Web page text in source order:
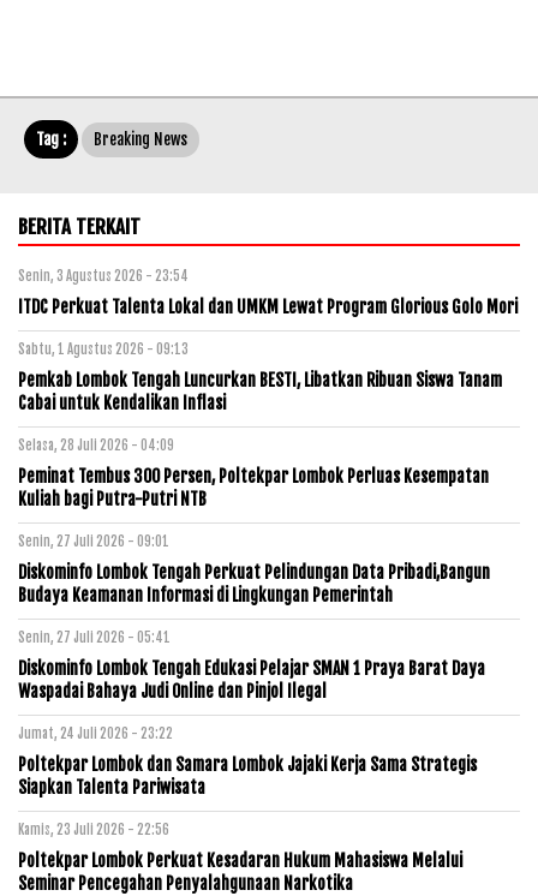
Tag : Breaking News
BERITA TERKAIT
Senin, 3 Agustus 2026 - 23:54
ITDC Perkuat Talenta Lokal dan UMKM Lewat Program Glorious Golo Mori
Sabtu, 1 Agustus 2026 - 09:13
Pemkab Lombok Tengah Luncurkan BESTI, Libatkan Ribuan Siswa Tanam
Cabai untuk Kendalikan Inflasi
Selasa, 28 Juli 2026 - 04:09
Peminat Tembus 300 Persen, Poltekpar Lombok Perluas Kesempatan
Kuliah bagi Putra-Putri NTB
Senin, 27 Juli 2026 - 09:01
Diskominfo Lombok Tengah Perkuat Pelindungan Data Pribadi,Bangun
Budaya Keamanan Informasi di Lingkungan Pemerintah
Senin, 27 Juli 2026 - 05:41
Diskominfo Lombok Tengah Edukasi Pelajar SMAN 1 Praya Barat Daya
Waspadai Bahaya Judi Online dan Pinjol Ilegal
Jumat, 24 Juli 2026 - 23:22
Poltekpar Lombok dan Samara Lombok Jajaki Kerja Sama Strategis
Siapkan Talenta Pariwisata
Kamis, 23 Juli 2026 - 22:56
Poltekpar Lombok Perkuat Kesadaran Hukum Mahasiswa Melalui
Seminar Pencegahan Penyalahgunaan Narkotika